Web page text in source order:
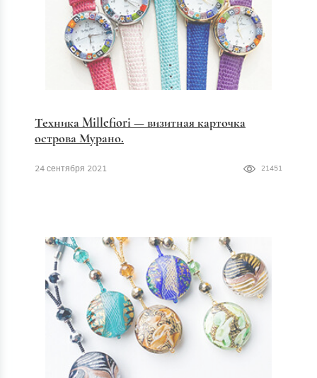
Техника Millefiori — визитная карточка
острова Мурано.
24 сентября 2021 21451